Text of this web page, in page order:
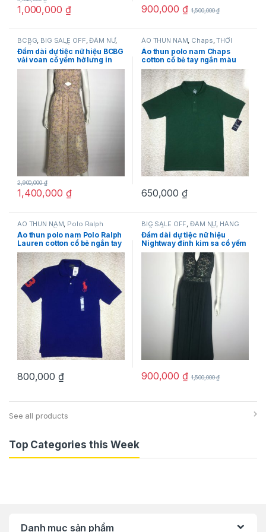
1,000,000 ₫ 900,000 ₫ 1,500,000₫
BCBG, BIG SALE OFF,ĐẦM NỮ,
THỜI TRANG NỮ
Đầm dài dự tiệc nữ hiệu BCBG
vải voan cổ yếm hở lưng in
hoa size 4 chính hãng
1,400,000 ₫
2,900,000₫
ÁO THUN NAM, Chaps,THỜI
TRANG NAM
Áo thun polo nam Chaps
cotton cổ bẻ tay ngắn màu
xanh nước biển size L
650,000 ₫
ÁO THUN NAM, Polo Ralph
Lauren THỜI TRANG NAM
Áo thun polo nam Polo Ralph
Lauren cotton cổ bẻ ngắn tay
màu xanh dương size L hàng
mỹ chính hãng
800,000 ₫
BIG SALE OFF,ĐẦM NỮ, HÀNG
MỚI VỀ , Nightway THỜI TRANG
NỮ
Đầm dài dự tiệc nữ hiệu
Nightway đính kim sa cổ yếm
không tay khoét ngực màu
xanh size 8P chính hãng
900,000 ₫ 1,500,000₫
See all products
Top Categories this Week
Danh mục sản phẩm